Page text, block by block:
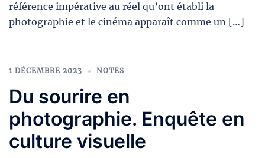
référence impérative au réel qu’ont établi la
photographie et le cinéma apparaît comme un […]
1 DÉCEMBRE 2023 NOTES
Du sourire en
photographie. Enquête en
culture visuelle